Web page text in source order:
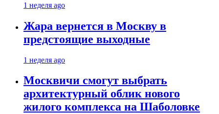
1 неделя ago
Жара вернется в Москву в
предстоящие выходные
1 неделя ago
Москвичи смогут выбрать
архитектурный облик нового
жилого комплекса на Шаболовке